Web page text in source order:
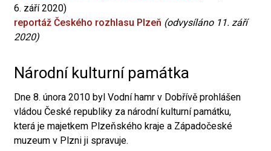
6. září 2020)
reportáž Českého rozhlasu Plzeň (odvysíláno 11. září
2020)
Národní kulturní památka
Dne 8. února 2010 byl Vodní hamr v Dobřívě prohlášen
vládou České republiky za národní kulturní památku,
která je majetkem Plzeňského kraje a Západočeské
muzeum v Plzni ji spravuje.